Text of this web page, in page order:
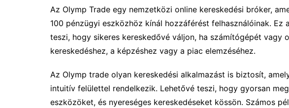
Az Olymp Trade egy nemzetközi online kereskedési bróker,
100 pénzügyi eszközhöz kínál hozzáférést felhasználóinak. Ez
teszi, hogy sikeres kereskedővé váljon, ha számítógépét vagy
kereskedéshez, a képzéshez vagy a piac elemzéséhez.
Az Olymp trade olyan kereskedési alkalmazást is biztosít,
intuitív felülettel rendelkezik. Lehetővé teszi, hogy gyorsan
eszközöket, és nyereséges kereskedéseket kössön. Számos